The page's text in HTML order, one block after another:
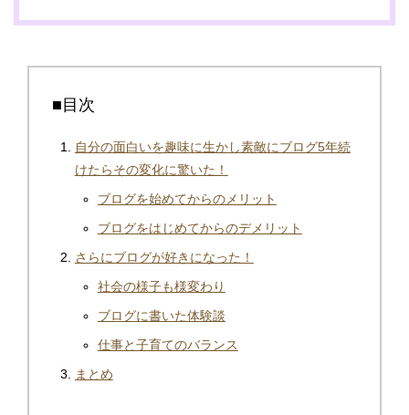
■目次
自分の面白いを趣味に生かし素敵にブログ5年続
けたらその変化に驚いた！
ブログを始めてからのメリット
ブログをはじめてからのデメリット
さらにブログが好きになった！
社会の様子も様変わり
ブログに書いた体験談
仕事と子育てのバランス
まとめ